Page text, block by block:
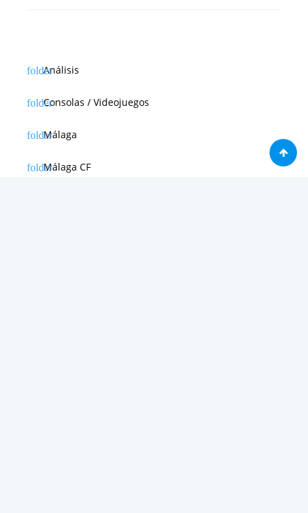
Análisis
Consolas / Videojuegos
Málaga
Málaga CF